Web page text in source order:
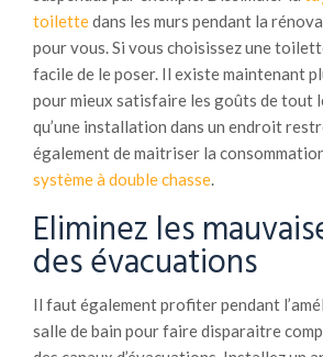
toilettedans les murs pendant la
pour vous. Si vous choisissez une
facile de le poser. Il existe maintenant
pour mieux satisfaire les goûts de tout
qu’une installation dans un endroit
également de maitriser la consommation
système à double chasse.
Eliminez les
des évacuations
Il faut également profiter pendant
salle de bain pour faire disparaitre